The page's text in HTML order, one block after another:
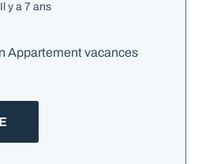
Il y a 7 ans
Appartement vacances